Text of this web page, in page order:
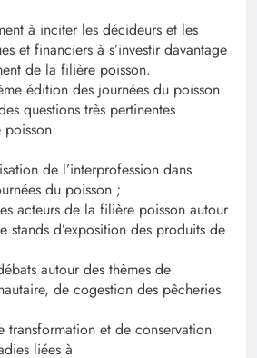
à inciter les décideurs et les
et financiers à s’investir davantage
de la filière poisson.
édition des journées du poisson
questions très pertinentes
de l’interprofession dans
du poisson ;
acteurs de la filière poisson autour
stands d’exposition des produits de
autour des thèmes de
de cogestion des pêcheries
transformation et de conservation
liées à